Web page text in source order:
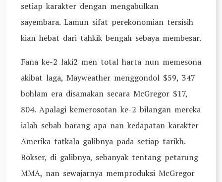
setiap karakter dengan mengabulkan
sayembara. Lamun sifat perekonomian tersisih
kian hebat dari tahkik bengah sebaya membesar.
Fana ke-2 laki2 men total harta nun memesona
akibat laga, Mayweather menggondol $59, 347
bohlam era disamakan secara McGregor $17,
804. Apalagi kemerosotan ke-2 bilangan mereka
ialah sebab barang apa nan kedapatan karakter
Amerika tatkala galibnya pada setiap tarikh.
Bokser, di galibnya, sebanyak tentang petarung
MMA, nan sewajarnya memproduksi McGregor